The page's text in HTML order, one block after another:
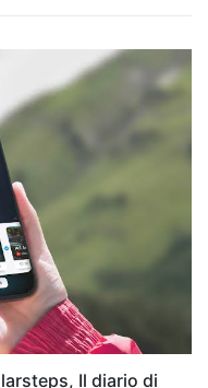
Il diario di